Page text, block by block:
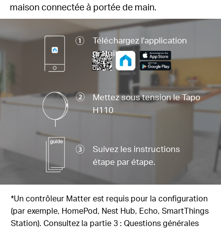
maison connectée à portée de main.
Téléchargez l'application
gratuite
Mettez sous tension le Tapo
H110
Suivez les instructions
étape par étape.
*Un contrôleur Matter est requis pour la configuration
(par exemple, HomePod, Nest Hub, Echo, SmartThings
Station). Consultez la partie 3 : Questions générales